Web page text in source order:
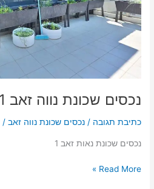
נכסים שכונת נווה זאב 1
כתיבת תגובה /נכסים שכונת נווה זאב /
נכסים שכונת נאות זאב 1
Read More »